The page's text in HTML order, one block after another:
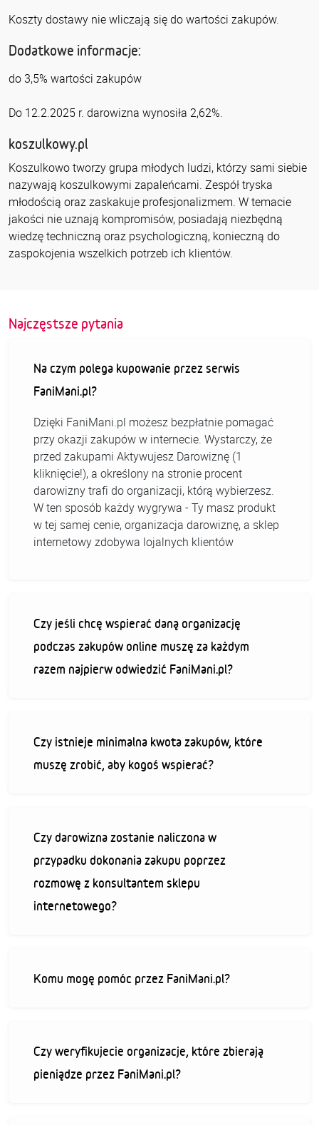
Koszty dostawy nie wliczają się do wartości zakupów.
Dodatkowe informacje:
do 3,5% wartości zakupów
Do 12.2.2025 r. darowizna wynosiła 2,62%.
koszulkowy.pl
Koszulkowo tworzy grupa młodych ludzi, którzy sami siebie
nazywają koszulkowymi zapaleńcami. Zespół tryska
młodością oraz zaskakuje profesjonalizmem. W temacie
jakości nie uznają kompromisów, posiadają niezbędną
wiedzę techniczną oraz psychologiczną, konieczną do
zaspokojenia wszelkich potrzeb ich klientów.
Najczęstsze pytania
Na czym polega kupowanie przez serwis
FaniMani.pl?
Dzięki FaniMani.pl możesz bezpłatnie pomagać
przy okazji zakupów w internecie. Wystarczy, że
przed zakupami Aktywujesz Darowiznę (1
kliknięcie!), a określony na stronie procent
darowizny trafi do organizacji, którą wybierzesz.
W ten sposób każdy wygrywa - Ty masz produkt
w tej samej cenie, organizacja darowiznę, a sklep
internetowy zdobywa lojalnych klientów
Czy jeśli chcę wspierać daną organizację
podczas zakupów online muszę za każdym
razem najpierw odwiedzić FaniMani.pl?
Czy istnieje minimalna kwota zakupów, które
muszę zrobić, aby kogoś wspierać?
Czy darowizna zostanie naliczona w
przypadku dokonania zakupu poprzez
rozmowę z konsultantem sklepu
internetowego?
Komu mogę pomóc przez FaniMani.pl?
Czy weryfikujecie organizacje, które zbierają
pieniądze przez FaniMani.pl?